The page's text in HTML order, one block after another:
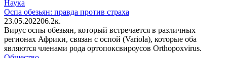
Наука
Оспа обезьян: правда против страха
23.05.202206.2к.
Вирус оспы обезьян, который встречается в различных
регионах Африки, связан с оспой (Variola), которые оба
являются членами рода ортопоксвироусов Orthopoxvirus.